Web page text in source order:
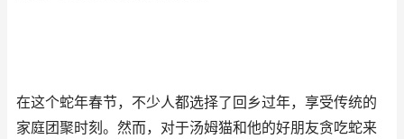
在这个蛇年春节，不少人都选择了回乡过年，享受传统的
家庭团聚时刻。然而，对于汤姆猫和他的好朋友贪吃蛇来